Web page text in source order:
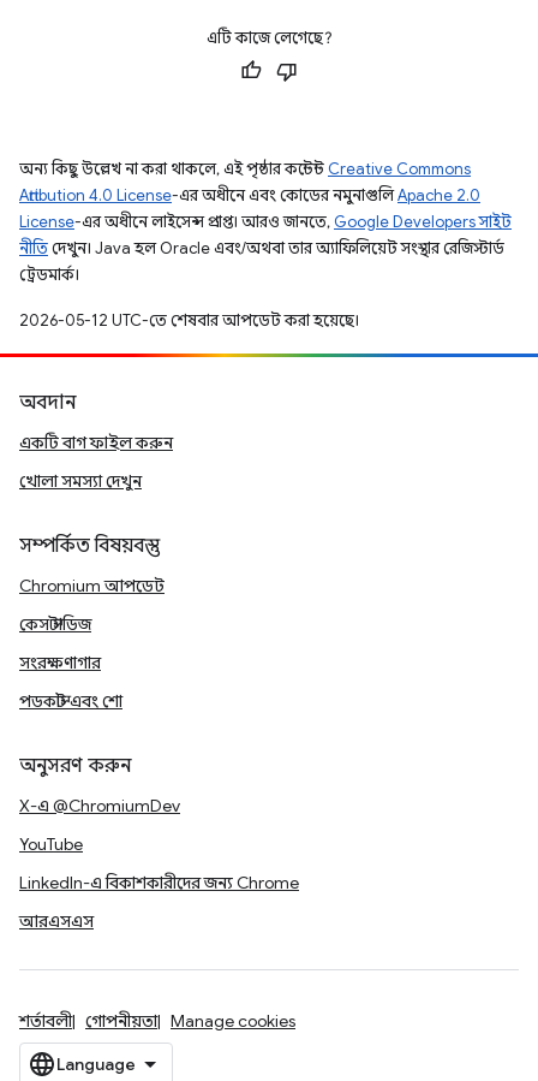
এটি কাজে লেগেছে?
অন্য কিছু উল্লেখ না করা থাকলে, এই পৃষ্ঠার কন্টেন্ট Creative Commons
Attribution 4.0 License-এর অধীনে এবং কোডের নমুনাগুলিApache 2.0
License-এর অধীনে লাইসেন্স প্রাপ্ত। আরও জানতে, Google Developers সাইট
নীতিদেখুন। Java হল Oracle এবং/অথবা তার অ্যাফিলিয়েট সংস্থার রেজিস্টার্ড
ট্রেডমার্ক।
2026-05-12 UTC-তে শেষবার আপডেট করা হয়েছে।
অবদান
একটি বাগ ফাইল করুন
খোলা সমস্যা দেখুন
সম্পর্কিত বিষয়বস্তু
Chromium আপডেট
কেস স্টাডিজ
সংরক্ষণাগার
পডকাস্ট এবং শো
অনুসরণ করুন
X-এ @ChromiumDev
YouTube
LinkedIn-এ বিকাশকারীদের জন্য Chrome
আরএসএস
শর্তাবলী গোপনীয়তা Manage cookies